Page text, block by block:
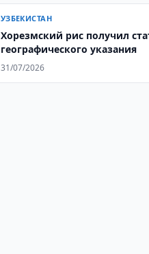
УЗБЕКИСТАН
Хорезмский рис получил
географического указания
31/07/2026